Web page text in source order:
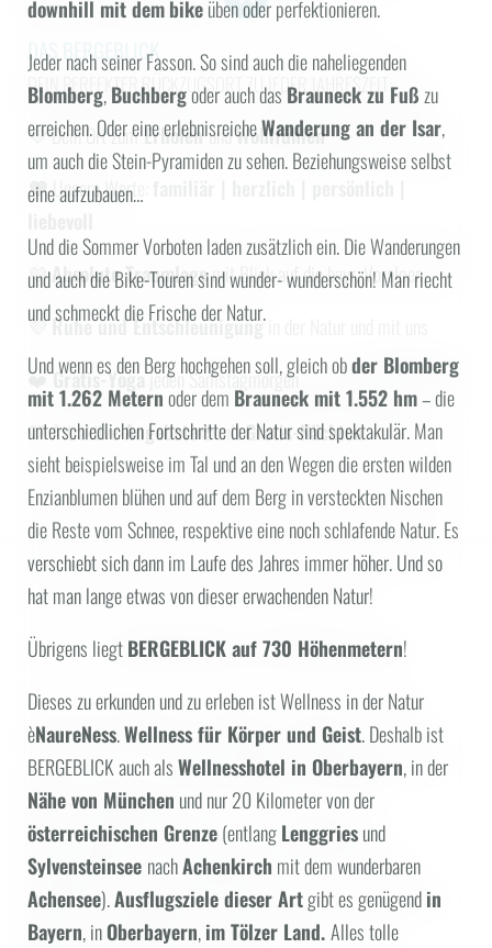
downhill mit dembikeüben oder perfektionieren.
Jeder nach seiner Fasson. So sind auch die naheliegenden
Blomberg,Buchbergoder auch das Brauneck zu Fußzu
erreichen. Oder eine erlebnisreicheWanderung an der Isar,
um auch die Stein-Pyramiden zu sehen. Beziehungsweise selbst
eine aufzubauen…
Und die Sommer Vorboten laden zusätzlich ein. Die Wanderungen
und auch die Bike-Touren sind wunder- wunderschön! Man riecht
und schmeckt die Frische der Natur.
Und wenn es den Berg hochgehen soll, gleich obder Blomberg
mit 1.262 Meternoder dem Brauneck mit 1.552 hm– die
unterschiedlichen Fortschritte der Natur sind spektakulär. Man
sieht beispielsweise im Tal und an den Wegen die ersten wilden
Enzianblumen blühen und auf dem Berg in versteckten Nischen
die Reste vom Schnee, respektive eine noch schlafende Natur. Es
verschiebt sich dann im Laufe des Jahres immer höher. Und so
hat man lange etwas von dieser erwachenden Natur!
Übrigens liegtBERGEBLICK auf 730 Höhenmetern!
Dieses zu erkunden und zu erleben ist Wellness in der Natur
èNaureNess.Wellness für Körper und Geist. Deshalb ist
BERGEBLICK auch alsWellnesshotel in Oberbayern, in der
Nähe von München und nur 20 Kilometer von der
österreichischen Grenze(entlangLenggriesund
Sylvensteinsee nachAchenkirch mit dem wunderbaren
Achensee).Ausflugsziele dieser Artgibt es genügendin
Bayern, inOberbayern,im Tölzer Land.Alles tolle
DAS BERGEBLICK
DEIN PERFEKTER RÜCKZUGSORT ZU JEDER JAHRESZEIT:
💜 Dein Ort zumErholenundWohlfühlen
💜Unsere Werte:
💜Absolute Traumlagemit Blick auf die bayr. Voralpen
💜Ruhe und Entschleunigungin der Natur und mit uns
❤️Gratis-Yogajeden Samstagmorgen
💛 Attraktive-Angebote🐞mitGratis-Nächten
Suchen
HÄUFIGE SUCHANFRAGEN